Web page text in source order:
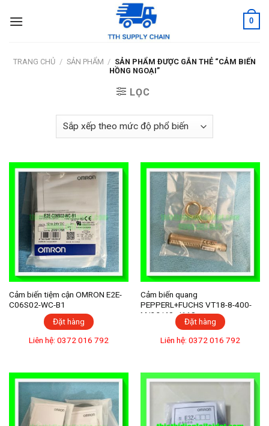
0
TRANG CHỦ / SẢN PHẨM / SẢN PHẨM ĐƯỢC GẮN THẺ “CẢM BIẾN
HỒNG NGOẠI”
LỌC
Cảm biến tiệm cận OMRON E2E-
C06S02-WC-B1
Đặt hàng
Liên hệ: 0372 016 792
Cảm biến quang
PEPPERL+FUCHS VT18-8-400-
M/32/40a/118
Đặt hàng
Liên hệ: 0372 016 792